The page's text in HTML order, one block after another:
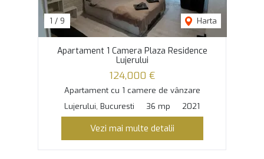
1 / 9 Harta
Apartament 1 Camera Plaza Residence
Lujerului
124,000 €
Apartament cu 1 camere de vânzare
Lujerului, Bucuresti
36 mp 2021
Vezi mai multe detalii